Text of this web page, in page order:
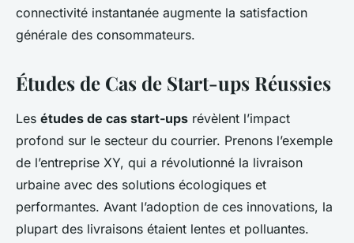
connectivité instantanée augmente la satisfaction
générale des consommateurs.
Études de Cas de Start-ups Réussies
Les études de cas start-ups révèlent l’impact
profond sur le secteur du courrier. Prenons l’exemple
de l’entreprise XY, qui a révolutionné la livraison
urbaine avec des solutions écologiques et
performantes. Avant l’adoption de ces innovations, la
plupart des livraisons étaient lentes et polluantes.